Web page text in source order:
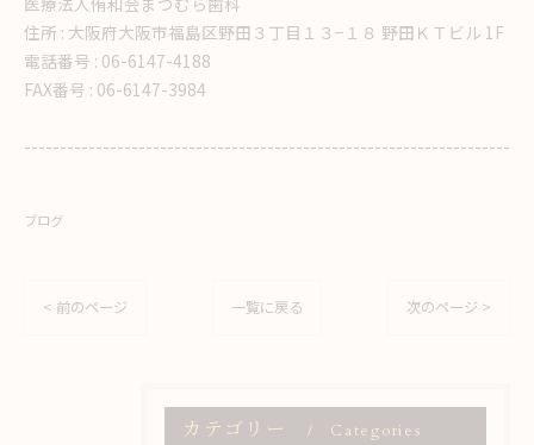
住所 : 大阪府大阪市福島区野田３丁目１３−１８ 野田ＫＴビル 1F
電話番号 : 06-6147-4188
FAX番号 : 06-6147-3984
--------------------------------------------------------------------
ブログ
< 前のページ 一覧に戻る 次のページ >
カテゴリー Categories